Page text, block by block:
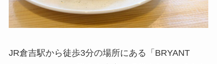
JR倉吉駅から徒歩3分の場所にある「BRYANT